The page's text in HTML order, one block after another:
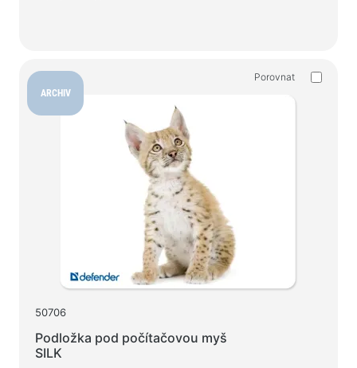
ARCHIV
Porovnat
50706
Podložka pod počítačovou myš
SILK